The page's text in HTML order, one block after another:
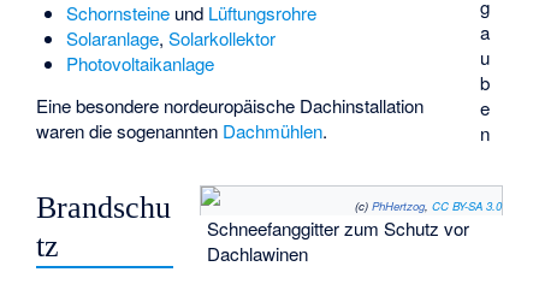
g
a
u
b
e
n
(c) PhHertzog, CC BY-SA 3.0
Schneefanggitter zum Schutz vor
Dachlawinen
Schornsteineund Lüftungsrohre
Solaranlage, Solarkollektor
Photovoltaikanlage
Eine besondere nordeuropäische Dachinstallation
waren die sogenannten Dachmühlen.
Brandschu
tz